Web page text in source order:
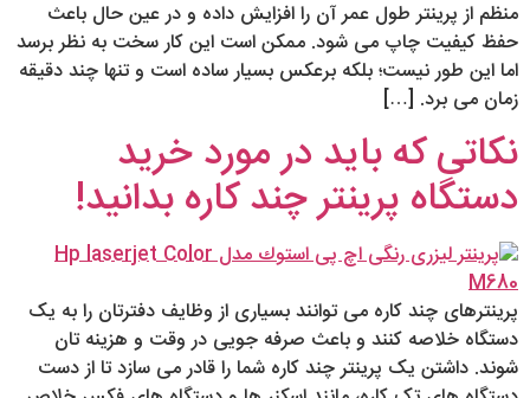
منظم از پرینتر طول عمر آن را افزایش داده و در عین حال باعث
حفظ کیفیت چاپ می شود. ممکن است این کار سخت به نظر برسد
اما این طور نیست؛ بلکه برعکس بسیار ساده است و تنها چند دقیقه
زمان می برد. […]
نکاتی که باید در مورد خرید
دستگاه پرینتر چند کاره بدانید!
پرینترهای چند کاره می توانند بسیاری از وظایف دفترتان را به یک
دستگاه خلاصه کنند و باعث صرفه جویی در وقت و هزینه تان
شوند. داشتن یک پرینتر چند کاره شما را قادر می‎ سازد تا از دست